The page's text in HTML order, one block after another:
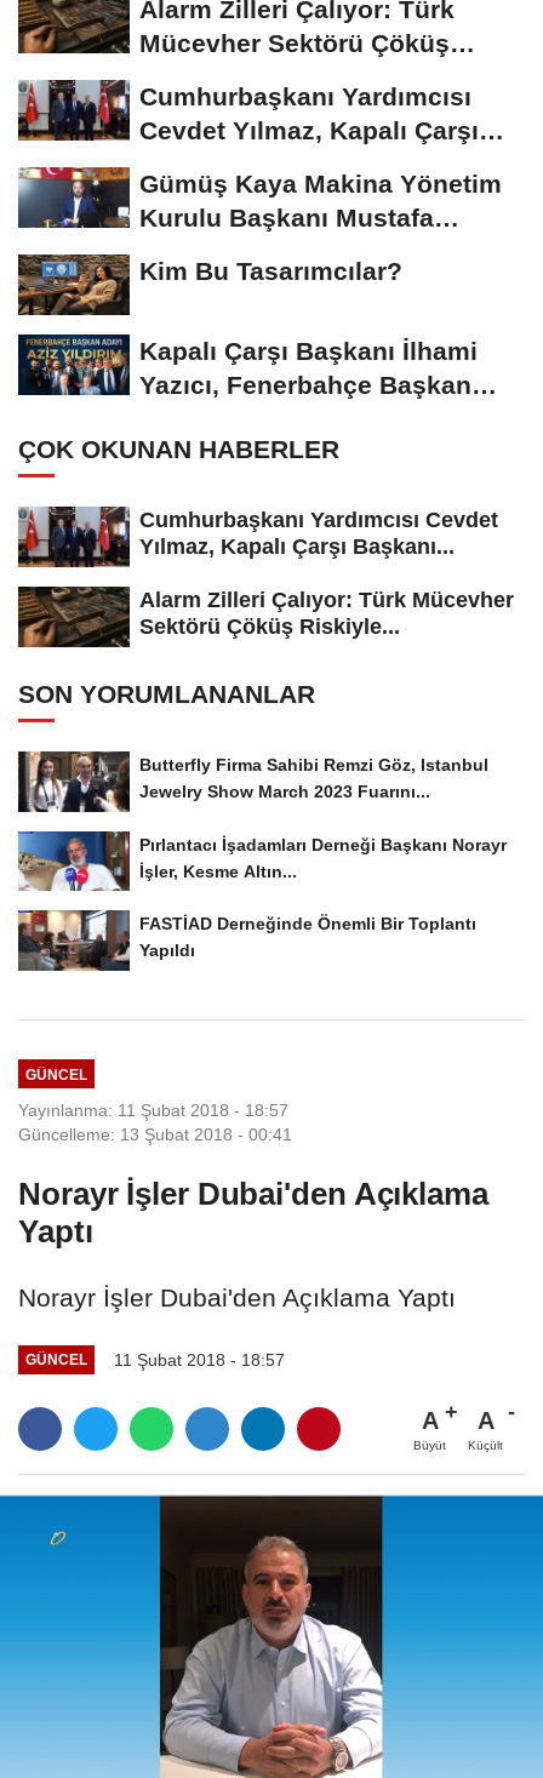
Alarm Zilleri Çalıyor: Türk
Mücevher Sektörü Çöküş
Cumhurbaşkanı Yardımcısı
Cevdet Yılmaz, Kapalı Çarşı
Gümüş Kaya Makina Yönetim
Kurulu Başkanı Mustafa
Kim Bu Tasarımcılar?
Kapalı Çarşı Başkanı İlhami
Yazıcı, Fenerbahçe Başkan
ÇOK OKUNAN HABERLER
Cumhurbaşkanı Yardımcısı Cevdet
Yılmaz, Kapalı Çarşı Başkanı...
Alarm Zilleri Çalıyor: Türk Mücevher
Sektörü Çöküş Riskiyle...
SON YORUMLANANLAR
Butterfly Firma Sahibi Remzi Göz, Istanbul
Jewelry Show March 2023 Fuarını...
Pırlantacı İşadamları Derneği Başkanı Norayr
İşler, Kesme Altın...
FASTİAD Derneğinde Önemli Bir Toplantı
Yapıldı
GÜNCEL
Yayınlanma: 11 Şubat 2018 - 18:57
Güncelleme: 13 Şubat 2018 - 00:41
Norayr İşler Dubai'den Açıklama
Yaptı
Norayr İşler Dubai'den Açıklama Yaptı
GÜNCEL 11 Şubat 2018 - 18:57
A
Büyüt
A
Küçült